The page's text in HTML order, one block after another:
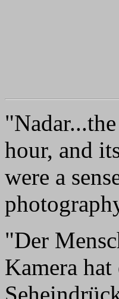
hour, and
were a
"Der
Kamera